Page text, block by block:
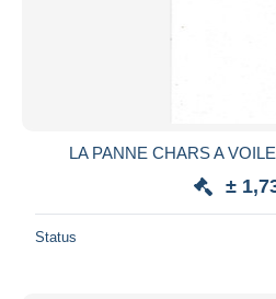
LA PANNE CHARS A
±
Status